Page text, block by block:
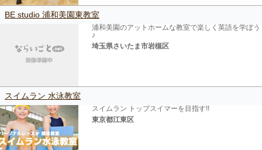
BE studio 浦和美園東教室
浦和美園のアットホームな教室で楽しく英語を学ぼう
♪
埼玉県さいたま市岩槻区
スイムラン 水泳教室
スイムラン トップスイマーを目指す!!
東京都江東区